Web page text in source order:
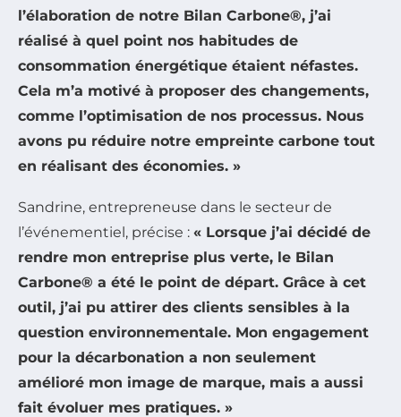
l’élaboration de notre Bilan Carbone®, j’ai
réalisé à quel point nos habitudes de
consommation énergétique étaient néfastes.
Cela m’a motivé à proposer des changements,
comme l’optimisation de nos processus. Nous
avons pu réduire notre empreinte carbone tout
en réalisant des économies. »
Sandrine, entrepreneuse dans le secteur de
l’événementiel, précise : « Lorsque j’ai décidé de
rendre mon entreprise plus verte, le Bilan
Carbone® a été le point de départ. Grâce à cet
outil, j’ai pu attirer des clients sensibles à la
question environnementale. Mon engagement
pour la décarbonation a non seulement
amélioré mon image de marque, mais a aussi
fait évoluer mes pratiques. »